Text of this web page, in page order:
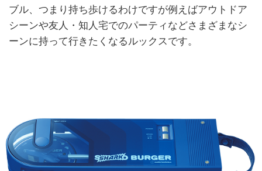
ブル、つまり持ち歩けるわけですが例えばアウトドア
シーンや友人・知人宅でのパーティなどさまざまなシ
ーンに持って行きたくなるルックスです。